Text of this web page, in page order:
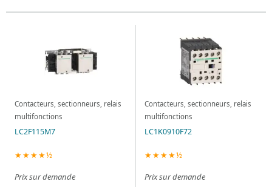
Contacteurs, sectionneurs, relais
multifonctions
LC2F115M7
★★★★½
Prix sur demande
Contacteurs, sectionneurs, relais
multifonctions
LC1K0910F72
★★★★½
Prix sur demande